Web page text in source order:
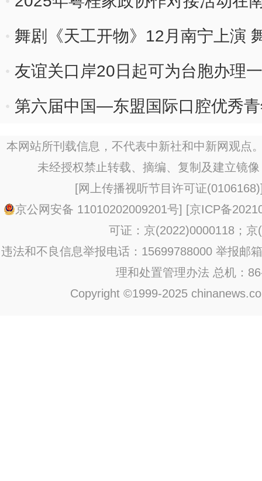
舞剧《天工开物》12月南宁上演
友谊关口岸20日起可为台胞办理
通行证
第六届中国—东盟国际口腔优秀
本网站所刊载信息，不代表中新社和中新网观点
未经授权禁止转载、摘编、复制及建立镜
[网上传播视听节目许可证(0106168)
京公网安备 11010202009201号] [京ICP备
可证：京(2022)0000118；京
违法和不良信息举报电话：15699788000 举报邮
理和处置管理办法 总机：
Copyright ©1999-2025